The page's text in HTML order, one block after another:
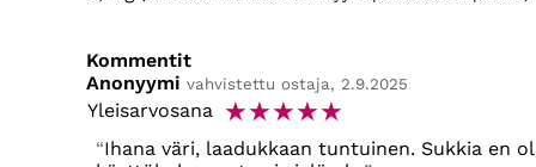
Kommentit
Anonyymi vahvistettu ostaja, 2.9.2025
Yleisarvosana ☆☆☆☆☆
Ihana väri, laadukkaan tuntuinen. Sukkia en